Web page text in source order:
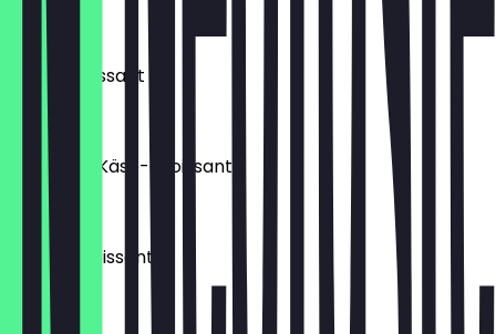
€ 1,70
Buttercroissant
€ 1,60
Schinken-Käse-Croissant
€ 1,80
Schokocroissant
€ 1,80